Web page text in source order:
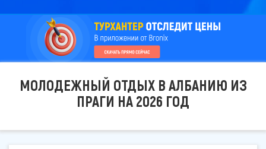
МОЛОДЕЖНЫЙ ОТДЫХ В АЛБАНИЮ ИЗ
ПРАГИ НА 2026 ГОД